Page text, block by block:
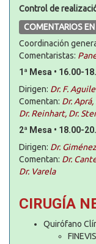
Control de
COMENTARIOS
Coordinación
Comentaristas:
1ª Mesa • 16.00-
Dirigen: Dr. F.
Comentan: Dr.
Dr. Reinhart, Dr.
2ª Mesa • 18.00-
Dirigen: Dr.
Comentan: Dr.
Dr. Varela
CIRUGÍA
Quirófano